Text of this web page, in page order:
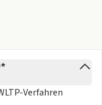
Verfahren